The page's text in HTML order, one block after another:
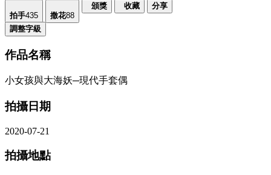
拍手435 撒花88
頒獎 收藏 分享
調整字級
作品名稱
小女孩與大海妖─現代手套偶
拍攝日期
2020-07-21
拍攝地點